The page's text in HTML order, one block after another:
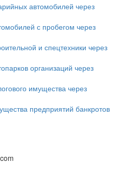
автомобилей через
с пробегом через
и спецтехники через
организаций через
имущества через
предприятий банкротов